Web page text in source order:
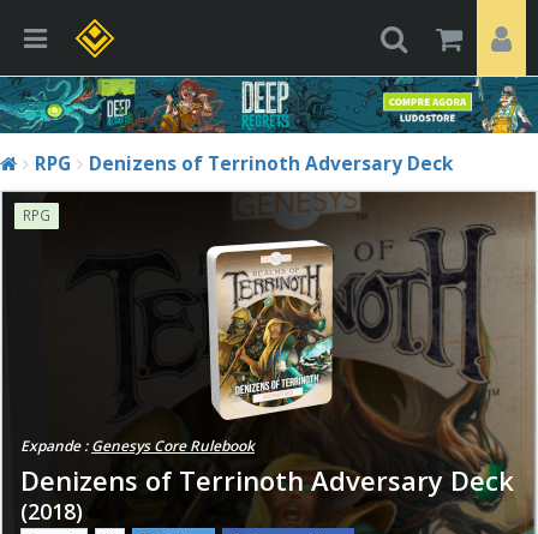
RPG Denizens of Terrinoth Adversary Deck
RPG
Expande :Genesys Core Rulebook
Denizens of Terrinoth Adversary Deck
(2018)